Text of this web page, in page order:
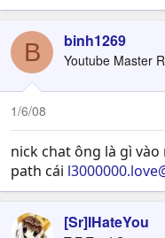
B binh1269
Youtube Master
1/6/08
nick chat ông là gì
path cái
[Sr]IHateYou